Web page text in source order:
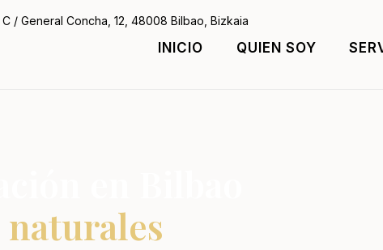
C / General Concha, 12, 48008 Bilbao, Bizkaia
INICIO QUIEN SOY